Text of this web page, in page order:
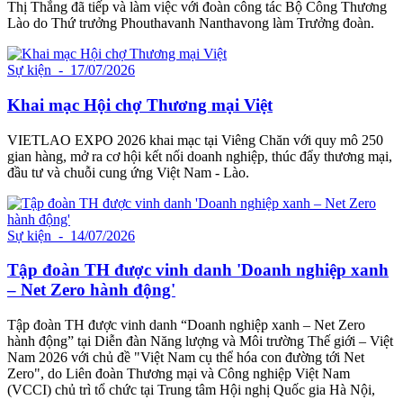
Thị Thắng đã tiếp và làm việc với đoàn công tác Bộ Công Thương
Lào do Thứ trưởng Phouthavanh Nanthavong làm Trưởng đoàn.
Sự kiện - 17/07/2026
Khai mạc Hội chợ Thương mại Việt
VIETLAO EXPO 2026 khai mạc tại Viêng Chăn với quy mô 250
gian hàng, mở ra cơ hội kết nối doanh nghiệp, thúc đẩy thương mại,
đầu tư và chuỗi cung ứng Việt Nam - Lào.
Sự kiện - 14/07/2026
Tập đoàn TH được vinh danh 'Doanh nghiệp xanh
– Net Zero hành động'
Tập đoàn TH được vinh danh “Doanh nghiệp xanh – Net Zero
hành động” tại Diễn đàn Năng lượng và Môi trường Thế giới – Việt
Nam 2026 với chủ đề "Việt Nam cụ thể hóa con đường tới Net
Zero", do Liên đoàn Thương mại và Công nghiệp Việt Nam
(VCCI) chủ trì tổ chức tại Trung tâm Hội nghị Quốc gia Hà Nội,